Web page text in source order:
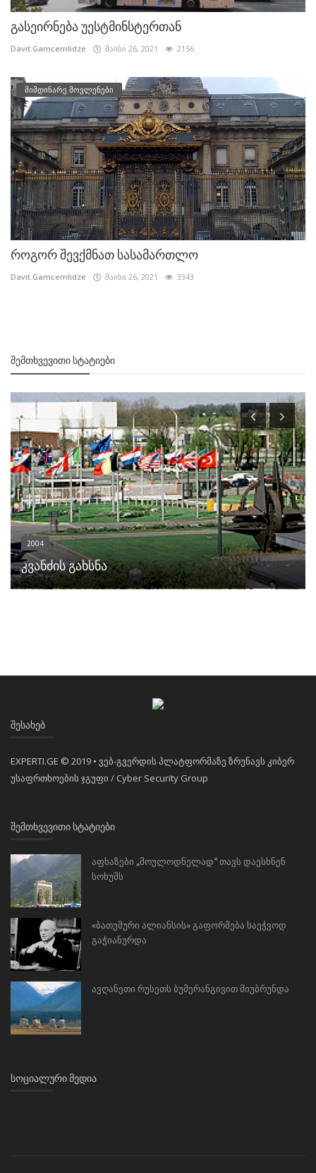
გასეირნება უესტმინსტერთან
Davit.Gamcemlidze მაისი 26, 2021 2156
მიმდინარე მოვლენები
როგორ შევქმნათ სასამართლო
Davit.Gamcemlidze მაისი 26, 2021 3343
ᲨᲔᲛᲗᲮᲕᲔᲕᲘᲗᲘ ᲡᲢᲐᲢᲘᲔᲑᲘ
2004
კვანძის გახსნა
ᲨᲔᲡᲐᲮᲔᲑ
EXPERTI.GE © 2019 • ვებ-გვერდის პლატფორმაზე ზრუნავს კიბერ
უსაფრთხოების ჯგუფი / Cyber Security Group
ᲨᲔᲛᲗᲮᲕᲔᲕᲘᲗᲘ ᲡᲢᲐᲢᲘᲔᲑᲘ
აფხაზები „მოულოდნელად“ თავს დაესხნენ
სოხუმს
«ბათუმური ალიანსის» გაფორმება საეჭვოდ
გაჭიანურდა
ავღანეთი რუსეთს ბუმერანგივით მიუბრუნდა
ᲡᲝᲪᲘᲐᲚᲣᲠᲘ ᲛᲔᲓᲘᲐ